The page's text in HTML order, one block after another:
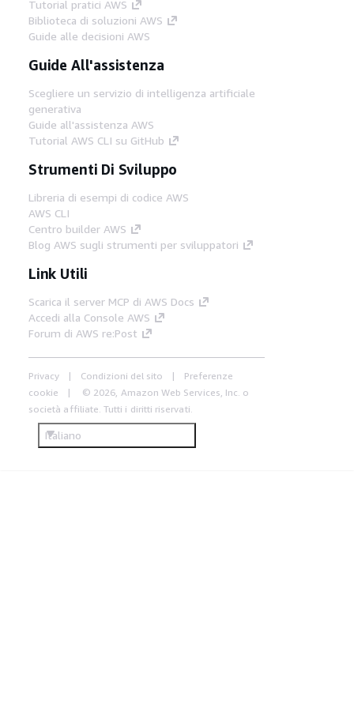
Tutorial pratici AWS
Biblioteca di soluzioni AWS
Guide alle decisioni AWS
Guide All'assistenza
Scegliere un servizio di intelligenza artificiale
generativa
Guide all'assistenza AWS
Tutorial AWS CLI su GitHub
Strumenti Di Sviluppo
Libreria di esempi di codice AWS
AWS CLI
Centro builder AWS
Blog AWS sugli strumenti per sviluppatori
Link Utili
Scarica il server MCP di AWS Docs
Accedi alla Console AWS
Forum di AWS re:Post
Privacy Condizioni del sito
Preferenze
cookie
© 2026, Amazon Web Services, Inc. o
società affiliate. Tutti i diritti riservati.
Italiano